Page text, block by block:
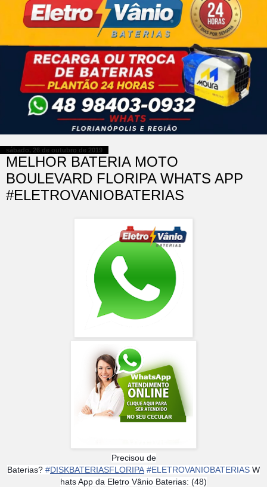
sábado, 26 de outubro de 2019
MELHOR BATERIA MOTO
BOULEVARD FLORIPA WHATS APP
#ELETROVANIOBATERIAS
Precisou de
Baterias? #DISKBATERIASFLORIPA #ELETROVANIOBATERIAS W
hats App da Eletro Vânio Baterias: (48)